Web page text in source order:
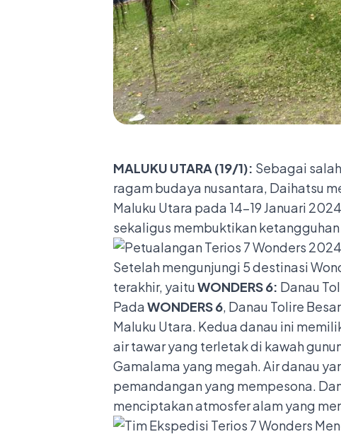
MALUKU UTARA (19/1): Sebagai
ragam budaya nusantara, Daihatsu
Maluku Utara pada 14-19 Januari
sekaligus membuktikan
Setelah mengunjungi 5 destinasi
terakhir, yaituWONDERS 6: Danau
PadaWONDERS 6, Danau Tolire
Maluku Utara. Kedua danau ini
air tawar yang terletak di kawah
Gamalama yang megah. Air danau
pemandangan yang mempesona.
menciptakan atmosfer alam yang